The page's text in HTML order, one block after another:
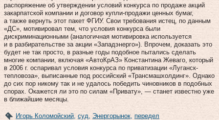
распоряжение об утверждении условий конкурса по продаже акций
закарпатской компании и договор купли-продажи ценных бумаг,
а также вернуть этот пакет ФГИУ. Свои требования истец, по данным
«ДС», мотивировал тем, что условия конкурса были
дискриминационными (аналогичная мотивировка используется
и в разбирательстве за акции «Запад­энерго»). Впрочем, доказать это
будет не так просто, в разные годы подобное пытались сделать
многие компании, включая «Авто­КрАЗ» Константина Жеваго, который
в 2006 г. оспаривал условия конкурса по приватизации «Луганск­
тепловоза», выписанные под российский «Трансмашхолдинг». Однако
до сих пор никому так и не удалось победить чиновников в подобных
спорах. Окажется ли это по силам «Привату», — станет известно уже
в ближайшие месяцы.
Игорь Коломойский суд Энергорынок передел